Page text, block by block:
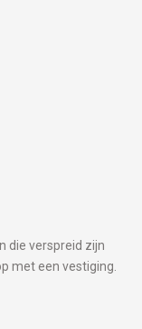
die verspreid zijn
met een vestiging.